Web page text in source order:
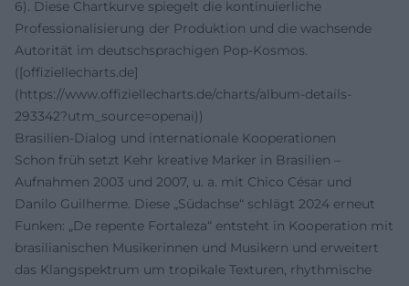
6). Diese Chartkurve spiegelt die kontinuierliche
Professionalisierung der Produktion und die wachsende
Autorität im deutschsprachigen Pop-Kosmos.
([offiziellecharts.de]
(https://www.offiziellecharts.de/charts/album-details-
293342?utm_source=openai))
Brasilien-Dialog und internationale Kooperationen
Schon früh setzt Kehr kreative Marker in Brasilien –
Aufnahmen 2003 und 2007, u. a. mit Chico César und
Danilo Guilherme. Diese „Südachse“ schlägt 2024 erneut
Funken: „De repente Fortaleza“ entsteht in Kooperation mit
brasilianischen Musikerinnen und Musikern und erweitert
das Klangspektrum um tropikale Texturen, rhythmische